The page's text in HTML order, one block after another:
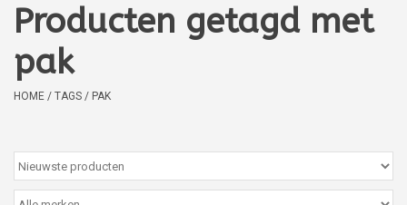
Verzorging
Boekjes
kaartjes
Producten getagd met
pak
HOME / TAGS / PAK